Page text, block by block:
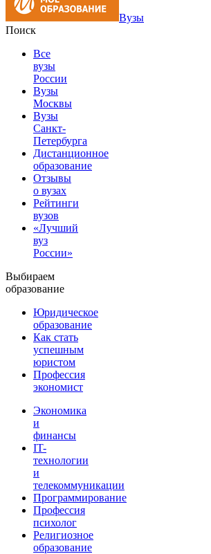
Вузы
Поиск
Все
вузы
России
Вузы
Москвы
Вузы
Санкт-
Петербурга
Дистанционное
образование
Отзывы
о вузах
Рейтинги
вузов
«Лучший
вуз
России»
Выбираем
образование
Юридическое
образование
Как стать
успешным
юристом
Профессия
экономист
Экономика
и
финансы
IT-
технологии
и
телекоммуникации
Программирование
Профессия
психолог
Религиозное
образование